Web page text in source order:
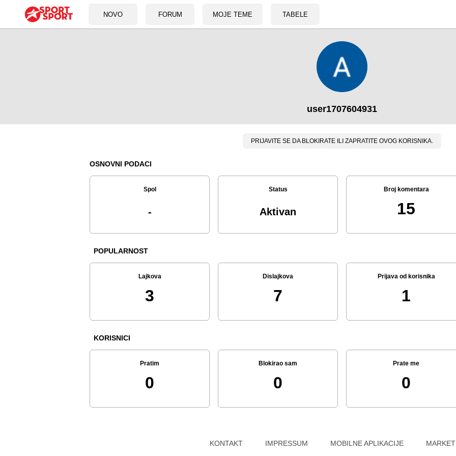
NOVO FORUM MOJE TEME TABELE
user1707604931
PRIJAVITE SE DA BLOKIRATE ILI ZAPRATITE OVOG KORISNIKA.
OSNOVNI PODACI
Spol
-
Status
Aktivan
Broj komentara
15
POPULARNOST
Lajkova
3
Dislajkova
7
Prijava od korisnika
1
KORISNICI
Pratim
0
Blokirao sam
0
Prate me
0
KONTAKT IMPRESSUM MOBILNE APLIKACIJE